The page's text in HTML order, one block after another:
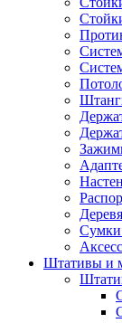
Сумки
Штативы и